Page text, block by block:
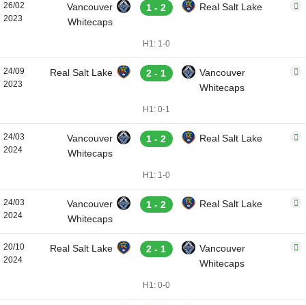
26/02
2023
Vancouver
Whitecaps
1 - 2 Real Salt Lake
H1: 1-0
24/09
2023
Real Salt Lake 2 - 1
Vancouver
Whitecaps
H1: 0-1
24/03
2024
Vancouver
Whitecaps
1 - 2 Real Salt Lake
H1: 1-0
24/03
2024
Vancouver
Whitecaps
1 - 2 Real Salt Lake
20/10
2024
Real Salt Lake 2 - 1
Vancouver
Whitecaps
H1: 0-0